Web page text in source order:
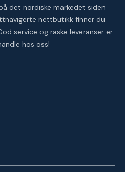
det nordiske markedet siden
nettbutikk finner du
service og raske leveranser er
hos oss!